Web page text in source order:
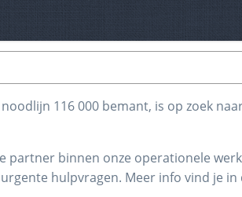
116 000 bemant, is op zoek
partner binnen onze operationele
hulpvragen. Meer info vind je